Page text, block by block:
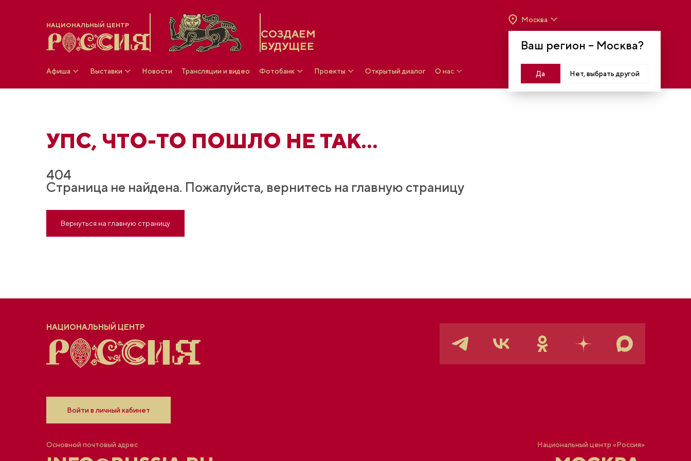
НАЦИОНАЛЬНЫЙ ЦЕНТР
СОЗДАЕМ
БУДУЩЕЕ
Ваш регион – Москва?
Да Нет, выбрать другой
Москва
МОСКВА, КРАСНОПРЕСНЕНСКАЯ НАБ., 14
Афиша Выставки Новости Трансляции и видео Фотобанк Проекты Открытый диалог О нас Войти
УПС, ЧТO-ТО ПОШЛО НЕ ТАК...
404
Страница не найдена. Пожалуйста, вернитесь на главную страницу
Вернуться на главную страницу
НАЦИОНАЛЬНЫЙ ЦЕНТР
Войти в личный кабинет
Основной почтовый адрес Национальный центр «Россия»